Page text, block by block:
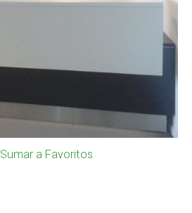
Sumar a Favoritos